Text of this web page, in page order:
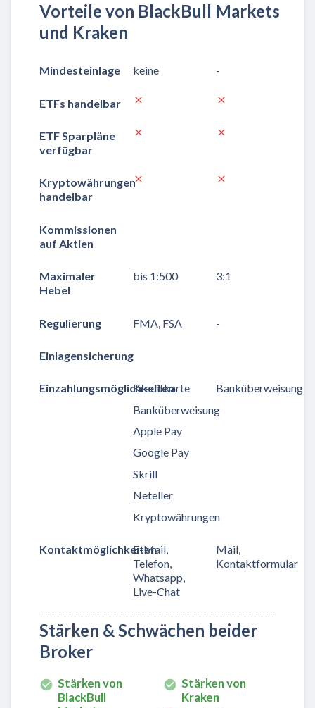
Vorteile von BlackBull Markets
und Kraken
Mindesteinlage keine -
ETFs handelbar
ETF Sparpläne
verfügbar
Kryptowährungen
handelbar
Kommissionen
auf Aktien
Maximaler
Hebel
bis 1:500 3:1
Regulierung FMA, FSA -
Einlagensicherung
Einzahlungsmöglichkeiten
Kreditkarte
Banküberweisung
Apple Pay
Google Pay
Skrill
Neteller
Kryptowährungen
Banküberweisung
Kontaktmöglichkeiten
E-Mail,
Telefon,
Whatsapp,
Live-Chat
Mail,
Kontaktformular
Stärken & Schwächen beider
Broker
Stärken von
BlackBull
Stärken von
Kraken